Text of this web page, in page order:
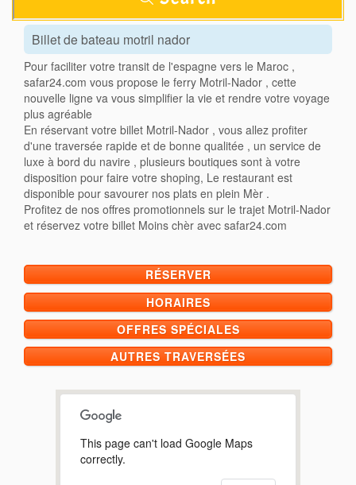
Billet de bateau motril nador
Pour faciliter votre transit de l'espagne vers le Maroc ,
safar24.com vous propose le ferry Motril-Nador , cette
nouvelle ligne va vous simplifier la vie et rendre votre voyage
plus agréable
En réservant votre billet Motril-Nador , vous allez profiter
d'une traversée rapide et de bonne qualitée , un service de
luxe à bord du navire , plusieurs boutiques sont à votre
disposition pour faire votre shoping, Le restaurant est
disponible pour savourer nos plats en plein Mèr .
Profitez de nos offres promotionnels sur le trajet Motril-Nador
et réservez votre billet Moins chèr avec safar24.com
RÉSERVER
HORAIRES
OFFRES SPÉCIALES
AUTRES TRAVERSÉES
This page can't load Google Maps
correctly.